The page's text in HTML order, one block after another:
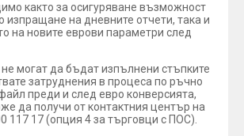
както за осигуряване възможност
изпращане на дневните отчети, така и
на новите еврови параметри след
не могат да бъдат изпълнени стъпките
затруднения в процеса по ръчно
преди и след евро конверсията,
да получи от контактния център на
117 17 (опция 4 за търговци с ПОС).